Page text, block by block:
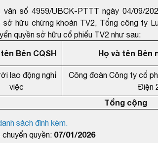
văn số 4959/UBCK-PTTT ngày 04/09/
sở hữu chứng khoán TV2, Tổng công ty
quyền sở hữu cổ phiếu TV2 như sau:
Bên CQSH Họ và tên Bên
lao động nghỉ
việc
Công đoàn Công ty cổ
Điện
Tổng cộng
sách đính kèm.
quyền: 07/01/2026